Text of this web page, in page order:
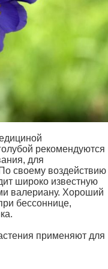
рекомендуются
для
своему воздействию
широко известную
валериану. Хороший
бессоннице,
применяют для